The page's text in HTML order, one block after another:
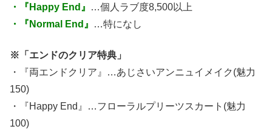
・『Happy End』
…個人ラブ度8,500以上
・『Normal End』
…特になし
※「エンドのクリア特典」
・『両エンドクリア』…あじさいアンニュイメイク(魅力
150)
・『Happy End』…フローラルプリーツスカート(魅力
100)